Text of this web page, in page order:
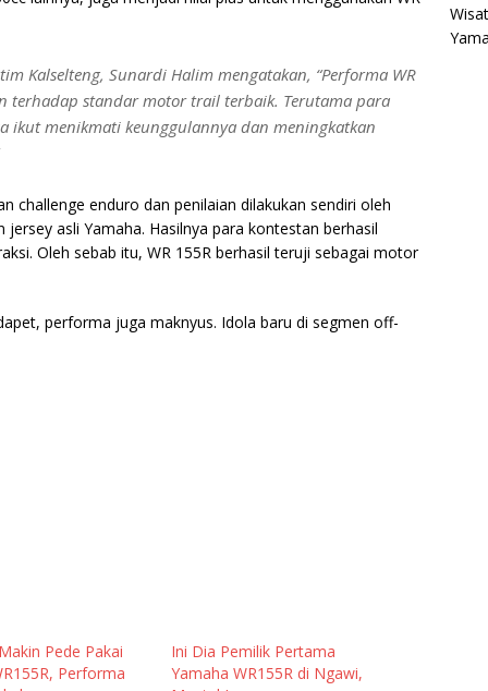
Kalselteng, Sunardi Halim mengatakan, “Performa WR
terhadap standar motor trail terbaik. Terutama para
ikut menikmati keunggulannya dan meningkatkan
challenge enduro dan penilaian dilakukan sendiri oleh
asli Yamaha. Hasilnya para kontestan berhasil
Oleh sebab itu, WR 155R berhasil teruji sebagai motor
performa juga maknyus. Idola baru di segmen off-
Pede Pakai
Performa
Ini Dia Pemilik Pertama
Yamaha WR155R di Ngawi,